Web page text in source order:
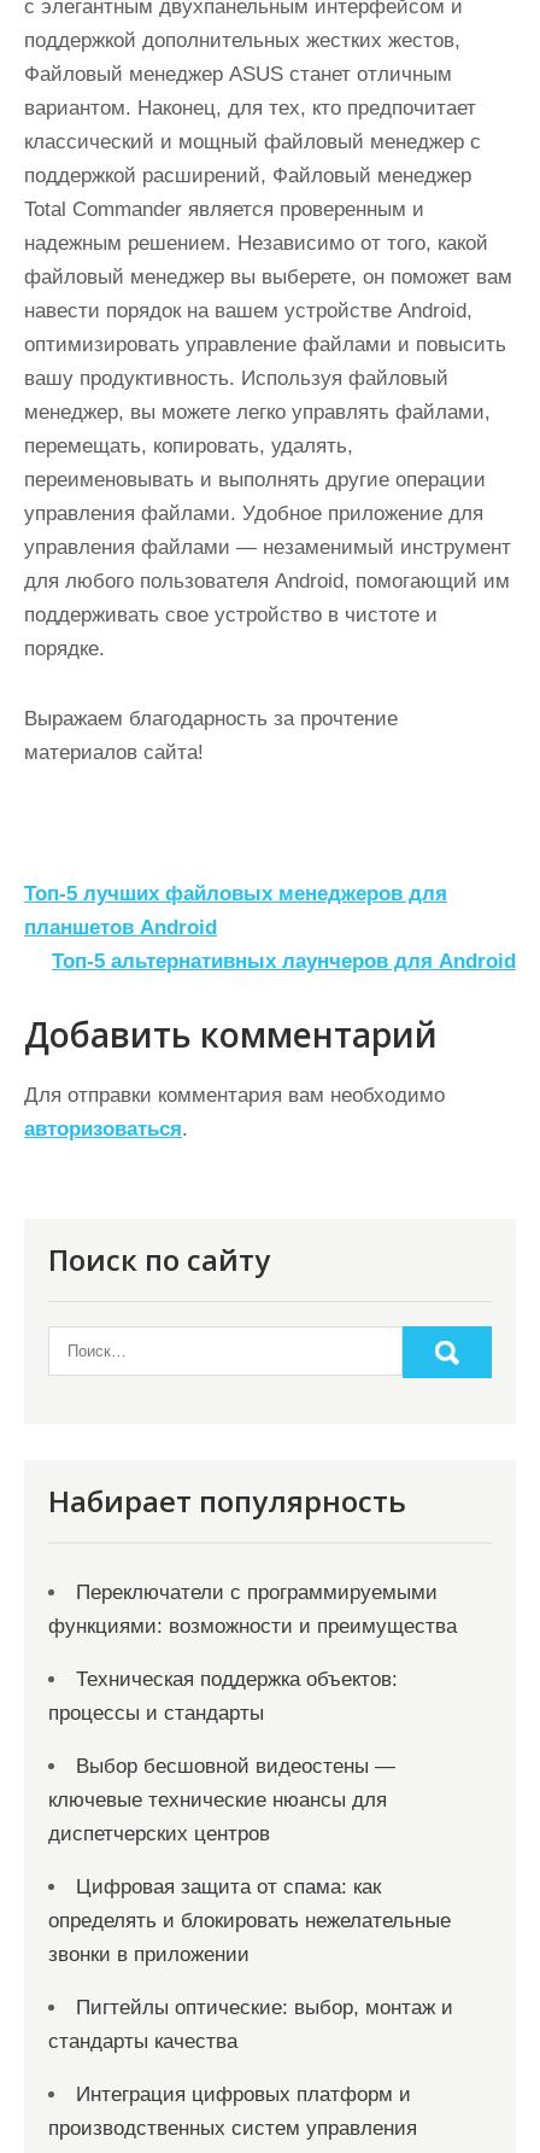
с элегантным двухпанельным интерфейсом и
поддержкой дополнительных жестких жестов,
Файловый менеджер ASUS станет отличным
вариантом. Наконец, для тех, кто предпочитает
классический и мощный файловый менеджер с
поддержкой расширений, Файловый менеджер
Total Commander является проверенным и
надежным решением. Независимо от того, какой
файловый менеджер вы выберете, он поможет вам
навести порядок на вашем устройстве Android,
оптимизировать управление файлами и повысить
вашу продуктивность. Используя файловый
менеджер, вы можете легко управлять файлами,
перемещать, копировать, удалять,
переименовывать и выполнять другие операции
управления файлами. Удобное приложение для
управления файлами — незаменимый инструмент
для любого пользователя Android, помогающий им
поддерживать свое устройство в чистоте и
порядке.
Выражаем благодарность за прочтение
материалов сайта!
Н
а
и
г
а
ц
Топ-5 лучших файловых менеджеров для
планшетов Android
Топ-5 альтернативных лаунчеров для Android
Добавить комментарий
Для отправки комментария вам необходимо
авторизоваться.
Поиск по сайту
Набирает популярность
Переключатели с программируемыми
функциями: возможности и преимущества
Техническая поддержка объектов:
процессы и стандарты
Выбор бесшовной видеостены —
ключевые технические нюансы для
диспетчерских центров
Цифровая защита от спама: как
определять и блокировать нежелательные
звонки в приложении
Пигтейлы оптические: выбор, монтаж и
стандарты качества
Интеграция цифровых платформ и
производственных систем управления